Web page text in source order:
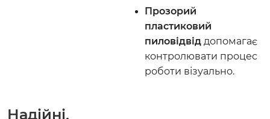
Прозорий
пластиковий
пиловідвід допомагає
контролювати процес
роботи візуально.
Надійні,